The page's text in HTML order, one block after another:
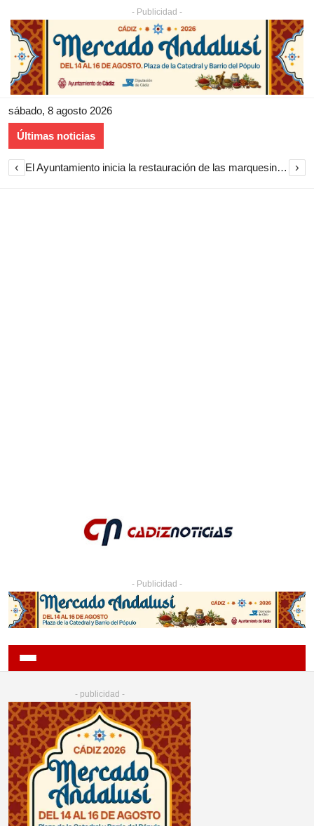
- Publicidad -
sábado, 8 agosto 2026
Últimas noticias
‹ Cine de verano en Sanlúcar en agosto de 2026 con proyecciones gratuitas en playas y barrios ›
- Publicidad -
- publicidad -